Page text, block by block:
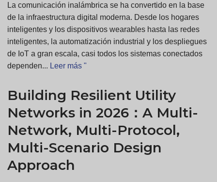
La comunicación inalámbrica se ha convertido en la base
de la infraestructura digital moderna. Desde los hogares
inteligentes y los dispositivos wearables hasta las redes
inteligentes, la automatización industrial y los despliegues
de IoT a gran escala, casi todos los sistemas conectados
dependen... Leer más "
Building Resilient Utility
Networks in 2026：A Multi-
Network, Multi-Protocol,
Multi-Scenario Design
Approach